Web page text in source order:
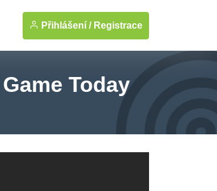
Přihlášení / Registrace
Today